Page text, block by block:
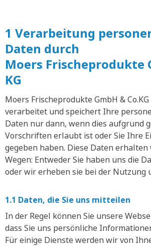
1 Verarbeitung
Daten durch
Moers Frischeprodukte
KG
Moers Frischeprodukte GmbH &
verarbeitet und speichert Ihre
Daten nur dann, wenn dies aufgrund
Vorschriften erlaubt ist oder Sie Ihre
gegeben haben. Diese Daten
Wegen: Entweder Sie haben uns die
oder wir erheben sie bei der Nutzung
1.1 Daten, die Sie uns mitteilen
In der Regel können Sie unsere
dass Sie uns persönliche
Für einige Dienste werden wir von